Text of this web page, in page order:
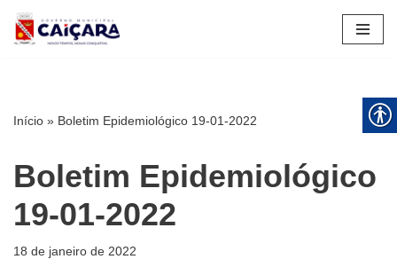
Pular
Início » Boletim Epidemiológico 19-01-2022
Boletim Epidemiológico
19-01-2022
18 de janeiro de 2022